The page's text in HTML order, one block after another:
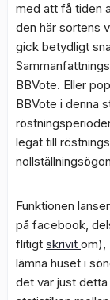
med att få tiden
den här sortens
gick betydligt
BBVote. Eller
BBVote i denna
legat till
Funktionen
på facebook,
flitigt skrivit om),
lämna huset i
det var just